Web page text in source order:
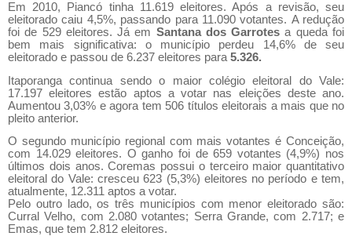
Em 2010, Piancó tinha 11.619 eleitores. Após a revisão, seu
eleitorado caiu 4,5%, passando para 11.090 votantes. A redução
foi de 529 eleitores.Já em Santana dos Garrotes a queda foi
bem mais significativa: o município perdeu 14,6% de seu
eleitorado e passou de 6.237 eleitores para5.326.
Itaporanga continua sendo o maior colégio eleitoral do Vale:
17.197 eleitores estão aptos a votar nas eleições deste ano.
Aumentou 3,03% e agora tem 506 títulos eleitorais a mais que no
pleito anterior.
O segundo município regional com mais votantes é Conceição,
com 14.029 eleitores. O ganho foi de 659 votantes (4,9%) nos
últimos dois anos. Coremas possui o terceiro maior quantitativo
eleitoral do Vale: cresceu 623 (5,3%) eleitores no período e tem,
atualmente, 12.311 aptos a votar.
Pelo outro lado, os três municípios com menor eleitorado são:
Curral Velho, com 2.080 votantes; Serra Grande, com 2.717; e
Emas, que tem 2.812 eleitores.